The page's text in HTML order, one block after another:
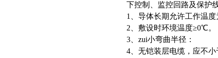
下控制、监控回路及保护
1、导体长期允许工作温
2、敷设时环境温度≥0℃。
3、zui小弯曲半径：
4、无铠装层电缆，应不